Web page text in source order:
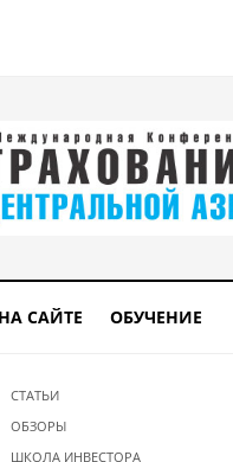
САЙТЕ ОБУЧЕНИЕ
СТАТЬИ
ОБЗОРЫ
ШКОЛА ИНВЕСТОРА